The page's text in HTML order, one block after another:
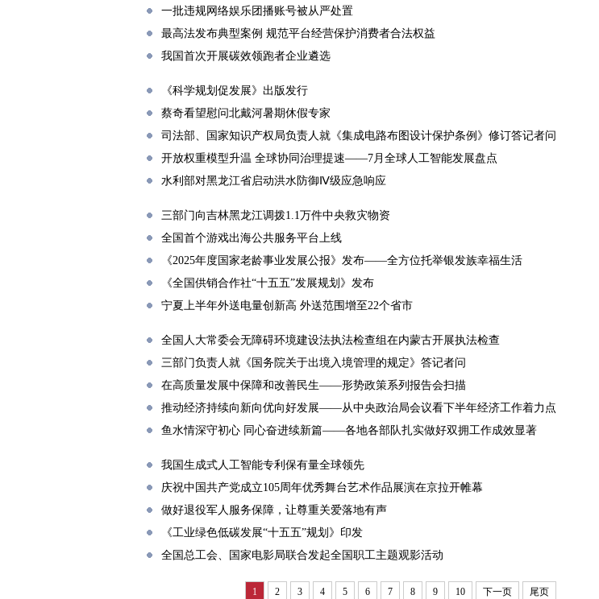
一批违规网络娱乐团播账号被从严处置
最高法发布典型案例 规范平台经营保护消费者合法权益
我国首次开展碳效领跑者企业遴选
《科学规划促发展》出版发行
蔡奇看望慰问北戴河暑期休假专家
司法部、国家知识产权局负责人就《集成电路布图设计保护条例》修订答记者问
开放权重模型升温 全球协同治理提速——7月全球人工智能发展盘点
水利部对黑龙江省启动洪水防御Ⅳ级应急响应
三部门向吉林黑龙江调拨1.1万件中央救灾物资
全国首个游戏出海公共服务平台上线
《2025年度国家老龄事业发展公报》发布——全方位托举银发族幸福生活
《全国供销合作社“十五五”发展规划》发布
宁夏上半年外送电量创新高 外送范围增至22个省市
全国人大常委会无障碍环境建设法执法检查组在内蒙古开展执法检查
三部门负责人就《国务院关于出境入境管理的规定》答记者问
在高质量发展中保障和改善民生——形势政策系列报告会扫描
推动经济持续向新向优向好发展——从中央政治局会议看下半年经济工作着力点
鱼水情深守初心 同心奋进续新篇——各地各部队扎实做好双拥工作成效显著
我国生成式人工智能专利保有量全球领先
庆祝中国共产党成立105周年优秀舞台艺术作品展演在京拉开帷幕
做好退役军人服务保障，让尊重关爱落地有声
《工业绿色低碳发展“十五五”规划》印发
全国总工会、国家电影局联合发起全国职工主题观影活动
1 2 3 4 5 6 7 8 9 10 下一页 尾页